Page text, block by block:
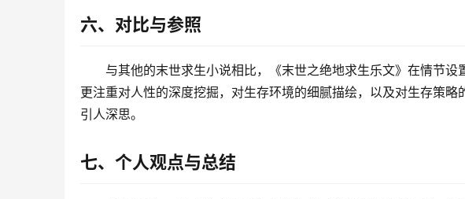
六、对比与参照
与其他的末世求生小说相比，《末世之绝地求生乐文》在情节
更注重对人性的深度挖掘，对生存环境的细腻描绘，以及对生存策
引人深思。
七、个人观点与总结